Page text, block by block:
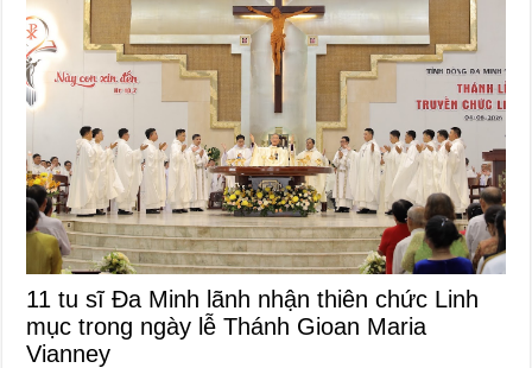
11 tu sĩ Đa Minh lãnh nhận thiên chức Linh
mục trong ngày lễ Thánh Gioan Maria
Vianney